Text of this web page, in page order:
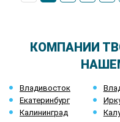
КОМПАНИИ
Владивосток
Екатеринбург
Калининград